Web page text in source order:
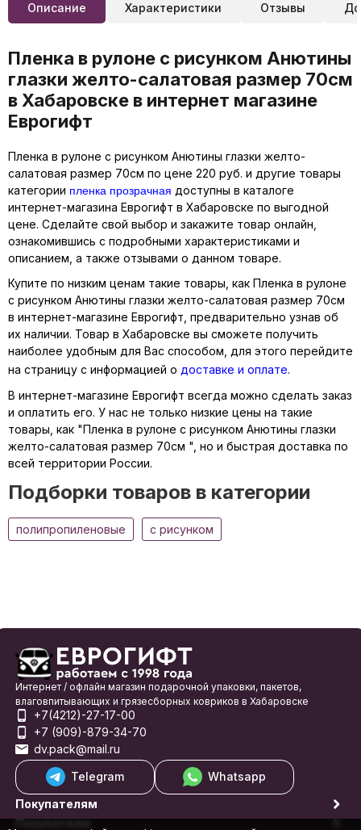
Описание Характеристики Отзывы
Пленка в рулоне с рисунком Анютины
глазки желто-салатовая размер 70см
в Хабаровске в интернет магазине
Еврогифт
Пленка в рулоне с рисунком Анютины глазки желто-
салатовая размер 70см по цене 220 руб. и другие товары
категории пленка прозрачная доступны в каталоге
интернет-магазина Еврогифт в Хабаровске по выгодной
цене. Сделайте свой выбор и закажите товар онлайн,
ознакомившись с подробными характеристиками и
описанием, а также отзывами о данном товаре.
Купите по низким ценам такие товары, как Пленка в рулоне
с рисунком Анютины глазки желто-салатовая размер 70см
в интернет-магазине Еврогифт, предварительно узнав об
их наличии. Товар в Хабаровске вы сможете получить
наиболее удобным для Вас способом, для этого перейдите
на страницу с информацией о доставке и оплате.
В интернет-магазине Еврогифт всегда можно сделать заказ
и оплатить его. У нас не только низкие цены на такие
товары, как "Пленка в рулоне с рисунком Анютины глазки
желто-салатовая размер 70см ", но и быстрая доставка по
всей территории России.
Подборки товаров в категории
полипропиленовые с рисунком
Интернет / офлайн магазин подарочной упаковки, пакетов,
влаговпитывающих и грязесборных ковриков в Хабаровске
+7(4212)-27-17-00
+7 (909)-879-34-70
dv.pack@mail.ru
Telegram
Whatsapp
Покупателям
Покупателю